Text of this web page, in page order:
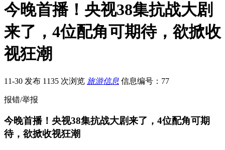
今晚首播！央视38集抗战大剧
来了，4位配角可期待，欲掀收
视狂潮
11-30 发布 1135 次浏览 旅游信息 信息编号：77
报错/举报
今晚首播！央视38集抗战大剧来了，4位配角可期
待，欲掀收视狂潮